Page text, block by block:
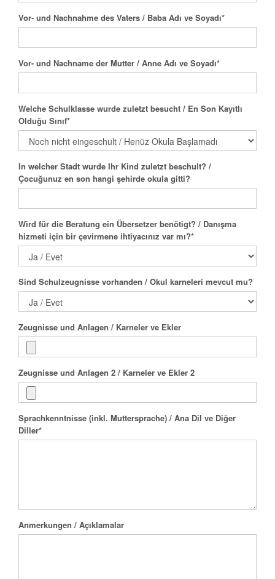
Vor- und Nachnahme des Vaters / Baba Adı ve Soyadı*
Vor- und Nachname der Mutter / Anne Adı ve Soyadı*
Welche Schulklasse wurde zuletzt besucht / En Son Kayıtlı
Olduğu Sınıf*
In welcher Stadt wurde Ihr Kind zuletzt beschult? /
Çocuğunuz en son hangi şehirde okula gitti?
Wird für die Beratung ein Übersetzer benötigt? / Danışma
hizmeti için bir çevirmene ihtiyacınız var mı?*
Sind Schulzeugnisse vorhanden / Okul karneleri mevcut mu?
Zeugnisse und Anlagen / Karneler ve Ekler
Zeugnisse und Anlagen 2 / Karneler ve Ekler 2
Sprachkenntnisse (inkl. Muttersprache) / Ana Dil ve Diğer
Diller*
Anmerkungen / Açıklamalar